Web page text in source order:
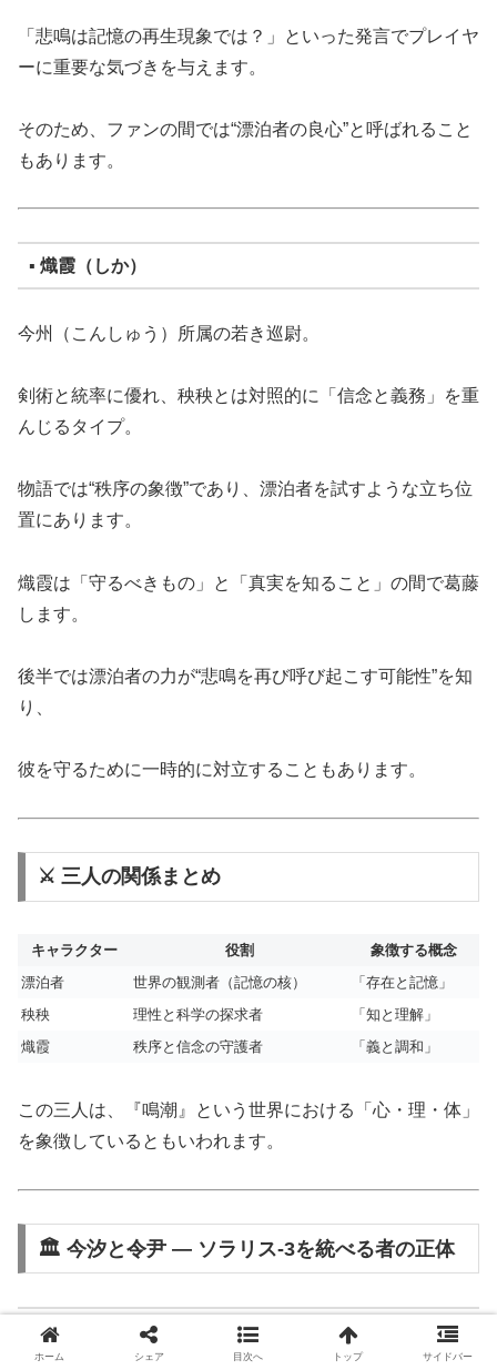
「悲鳴は記憶の再生現象では？」といった発言でプレイヤ
ーに重要な気づきを与えます。
そのため、ファンの間では“漂泊者の良心”と呼ばれること
もあります。
▪ 熾霞（しか）
今州（こんしゅう）所属の若き巡尉。
剣術と統率に優れ、秧秧とは対照的に「信念と義務」を重
んじるタイプ。
物語では“秩序の象徴”であり、漂泊者を試すような立ち位
置にあります。
熾霞は「守るべきもの」と「真実を知ること」の間で葛藤
します。
後半では漂泊者の力が“悲鳴を再び呼び起こす可能性”を知
り、
彼を守るために一時的に対立することもあります。
⚔️ 三人の関係まとめ
キャラクター 役割
象徴する概念
漂泊者
世界の観測者（記憶の核）
「存在と記憶」
秧秧
理性と科学の探求者
「知と理解」
熾霞
秩序と信念の守護者 「義と調和」
この三人は、『鳴潮』という世界における「心・理・体」
を象徴しているともいわれます。
🏛 今汐と令尹 ― ソラリス-3を統べる者の正体
▪ 令尹・今汐（れいいん・こんし／Jinhsi）（「令尹」
は役職名、「今汐」は個人名）
ホーム シェア 目次へ トップ サイドバー